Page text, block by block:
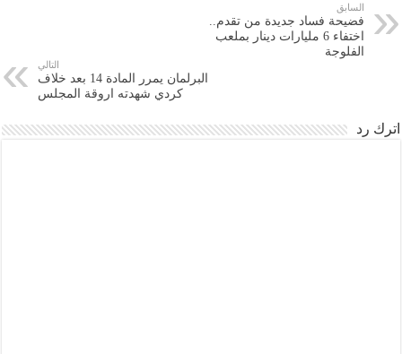
السابق
فضيحة فساد جديدة من تقدم..
اختفاء 6 مليارات دينار بملعب
الفلوجة
التالي
البرلمان يمرر المادة 14 بعد خلاف
كردي شهدته اروقة المجلس
اترك رد